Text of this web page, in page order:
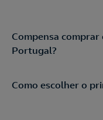
Compensa
Portugal?
Como escolher o